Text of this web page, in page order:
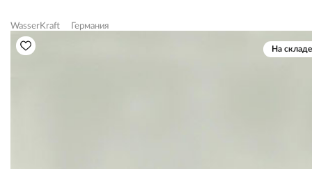
WasserKraft Германия
На складе